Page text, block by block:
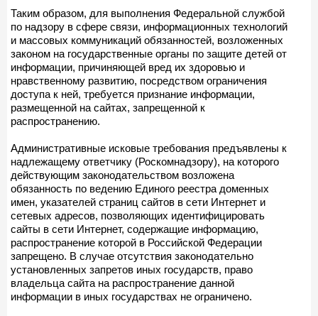
Таким образом, для выполнения Федеральной службой
по надзору в сфере связи, информационных технологий
и массовых коммуникаций обязанностей, возложенных
законом на государственные органы по защите детей от
информации, причиняющей вред их здоровью и
нравственному развитию, посредством ограничения
доступа к ней, требуется признание информации,
размещенной на сайтах, запрещенной к
распространению.
Административные исковые требования предъявлены к
надлежащему ответчику (Роскомнадзору), на которого
действующим законодательством возложена
обязанность по ведению Единого реестра доменных
имен, указателей страниц сайтов в сети Интернет и
сетевых адресов, позволяющих идентифицировать
сайты в сети Интернет, содержащие информацию,
распространение которой в Российской Федерации
запрещено. В случае отсутствия законодательно
установленных запретов иных государств, право
владельца сайта на распространение данной
информации в иных государствах не ограничено.